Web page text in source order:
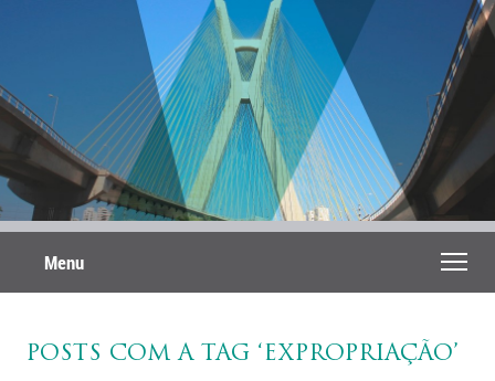
Menu
POSTS COM A TAG ‘EXPROPRIAÇÃO’